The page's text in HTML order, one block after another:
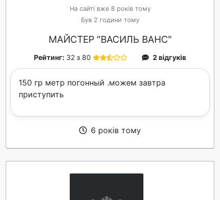
На сайті вже 8 років тому
Був 2 години тому
МАЙСТЕР "ВАСИЛЬ ВАНС"
Рейтинг: 32 з 80 2 відгуків
150 гр метр погонный .можем завтра
приступить
6 років тому